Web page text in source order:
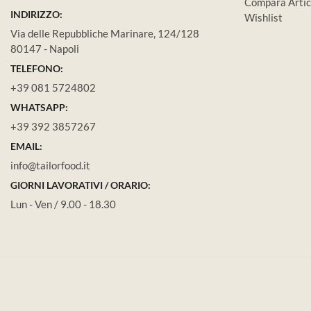
INDIRIZZO:
Via delle Repubbliche Marinare, 124/128
80147 - Napoli
TELEFONO:
+39 081 5724802
WHATSAPP:
+39 392 3857267
EMAIL:
info@tailorfood.it
GIORNI LAVORATIVI / ORARIO:
Lun - Ven / 9.00 - 18.30
Wishlist